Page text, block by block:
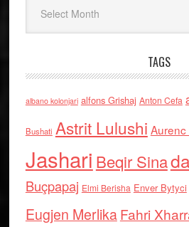
TAGS
albano kolonjari alfons Grishaj Anton Cefa
Bushati Astrit Lulushi
Jashari Beqir Sina
Buçpapaj Elmi Berisha Enver Bytyci
Eugjen MerlikaFahri